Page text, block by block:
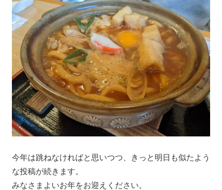
今年は跳ねなければと思いつつ、きっと明日も似たよう
な投稿が続きます。
みなさまよいお年をお迎えください。